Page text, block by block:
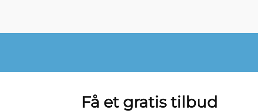
Få et gratis tilbud